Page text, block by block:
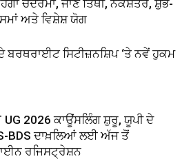
ਚੰਦਰਮਾ, ਜਾਣੋ ਤਿਥੀ, ਨਕਸ਼ਤਰ, ਸ਼ੁਭ-
ਅਤੇ ਵਿਸ਼ੇਸ਼ ਯੋਗ
ਬਰਥਰਾਈਟ ਸਿਟੀਜ਼ਨਸ਼ਿਪ ‘ਤੇ ਨਵੇਂ ਹੁਕਮ
UG 2026 ਕਾਊਂਸਲਿੰਗ ਸ਼ੁਰੂ, ਯੂਪੀ ਦੇ
BDS ਦਾਖ਼ਲਿਆਂ ਲਈ ਅੱਜ ਤੋਂ
ਰਜਿਸਟ੍ਰੇਸ਼ਨ